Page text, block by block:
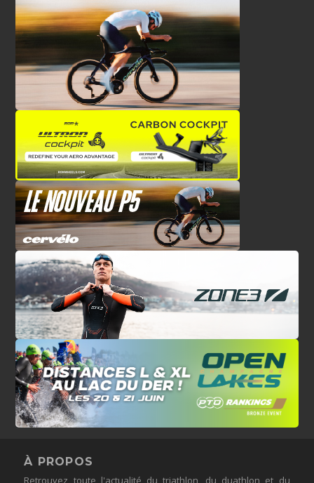
À PROPOS
Retrouvez toute l'actualité du triathlon, du duathlon et du